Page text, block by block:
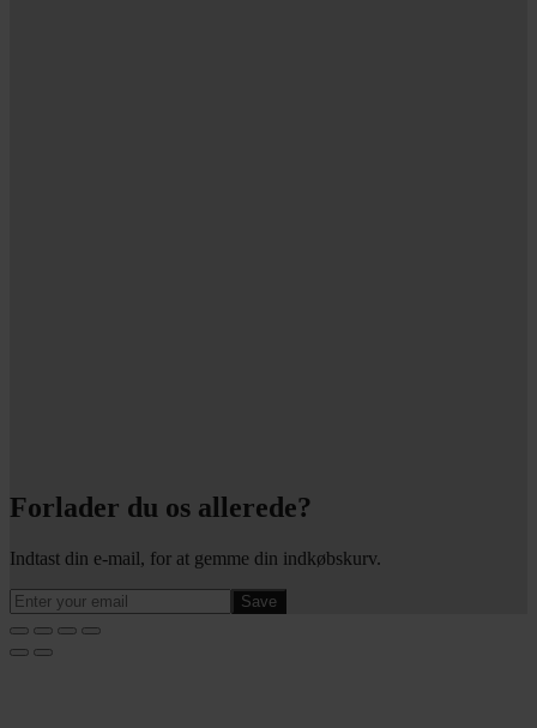
Forlader du os allerede?
Indtast din e-mail, for at gemme din indkøbskurv.
Save